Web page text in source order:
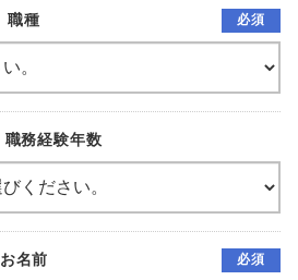
職種 必須
職務経験年数
お名前 必須